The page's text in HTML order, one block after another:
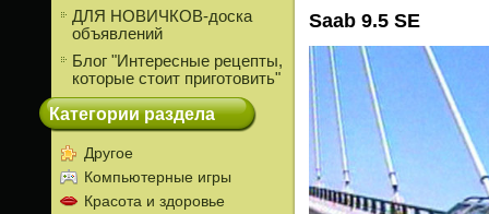
ДЛЯ НОВИЧКОВ-доска
объявлений
Блог "Интересные рецепты,
которые стоит приготовить"
Категории раздела
Другое
Компьютерные игры
Красота и здоровье
Saab 9.5 SE